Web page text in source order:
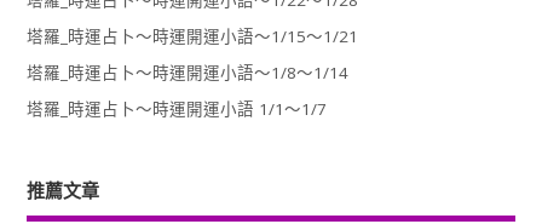
塔羅_時運占卜～時運開運小語～1/15～1/21
塔羅_時運占卜～時運開運小語～1/8～1/14
塔羅_時運占卜～時運開運小語 1/1～1/7
推薦文章